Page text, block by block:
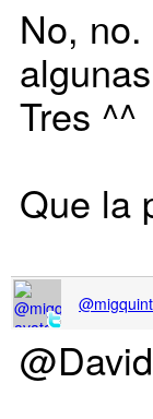
No,
Tres ^^
Que la